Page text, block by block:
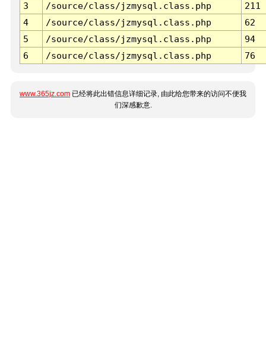
3 /source/class/jzmysql.class.php
211
4
/source/class/jzmysql.class.php
62
5
/source/class/jzmysql.class.php
94
6
/source/class/jzmysql.class.php 76
www.365jz.com 已经将此出错信息详细记录, 由此给您带来的访问不便我
们深感歉意.